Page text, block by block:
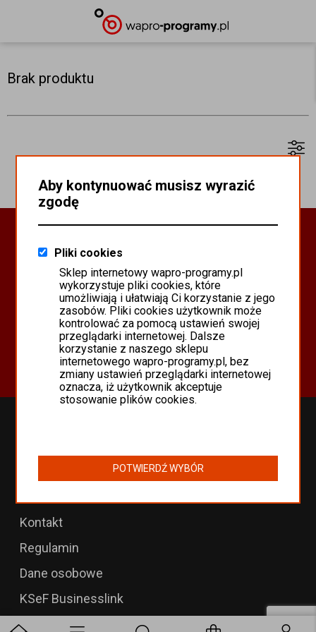
Brak produktu
PROGRAMY WAPRO ERP
PROGRAMY MISTRAL
SYSTEM SCANMAG
Oferta
Programy Asseco WAPRO
Odnowienia 365 i aktualizacje
Programy WAPRO
Kontakt
Regulamin
Dane osobowe
KSeF Businesslink
Aby kontynuować musisz wyrazić
zgodę
Pliki cookies
Sklep internetowy wapro-programy.pl
wykorzystuje pliki cookies, które
umożliwiają i ułatwiają Ci korzystanie z jego
zasobów. Pliki cookies użytkownik może
kontrolować za pomocą ustawień swojej
przeglądarki internetowej. Dalsze
korzystanie z naszego sklepu
internetowego wapro-programy.pl, bez
zmiany ustawień przeglądarki internetowej
oznacza, iż użytkownik akceptuje
stosowanie plików cookies.
POTWIERDŹ WYBÓR